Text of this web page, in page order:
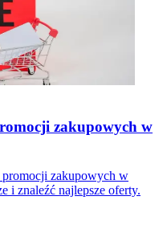
zakupowych w
promocji zakupowych w
i znaleźć najlepsze oferty.